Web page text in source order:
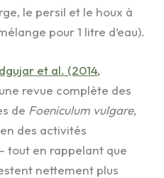
le persil et le houx à
pour 1 litre d’eau).
et al. (2014,
revue complète des
de Foeniculum vulgare,
des activités
tout en rappelant que
nettement plus